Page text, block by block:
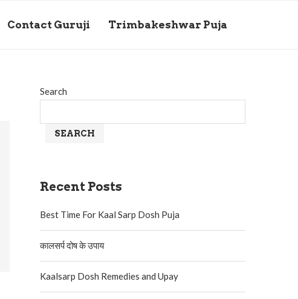
Contact Guruji Trimbakeshwar Puja
Search
SEARCH
Recent Posts
Best Time For Kaal Sarp Dosh Puja
कालसर्प दोष के उपाय
Kaalsarp Dosh Remedies and Upay